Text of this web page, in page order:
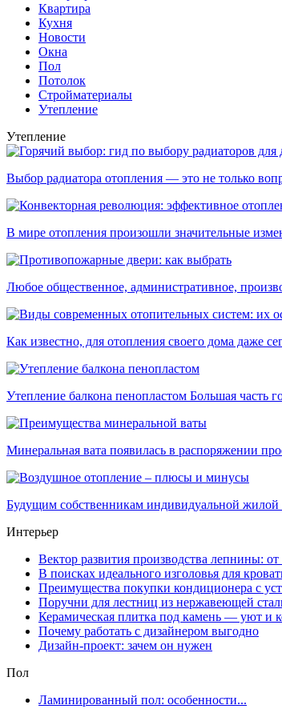
Квартира
Кухня
Новости
Окна
Пол
Потолок
Стройматериалы
Утепление
Утепление
Выбор радиатора отопления — это не только
В мире отопления произошли значительные
Любое общественное, административное,
Как известно, для отопления своего дома даже
Утепление балкона пенопластом Большая часть
Минеральная вата появилась в распоряжении
Будущим собственникам индивидуальной жилой
Интерьер
Вектор развития производства лепнины:
В поисках идеального изголовья для
Преимущества покупки кондиционера с
Поручни для лестниц из нержавеющей
Керамическая плитка под камень — уют и
Почему работать с дизайнером выгодно
Дизайн-проект: зачем он нужен
Пол
Ламинированный пол: особенности...